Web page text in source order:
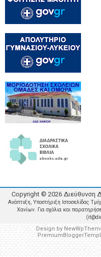
Copyright © 2026 Διεύθυνση
Ανάπτυξη, Υποστήριξη Ιστοσελίδας
Χανίων. Για σχόλια και
Design by